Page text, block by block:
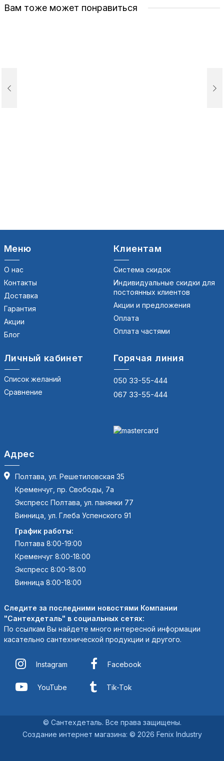
Вам тоже может понравиться
Меню
О нас
Контакты
Доставка
Гарантия
Акции
Блог
Клиентам
Система скидок
Индивидуальные скидки для
постоянных клиентов
Акции и предложения
Оплата
Оплата частями
Личный кабинет
Список желаний
Сравнение
Горячая линия
050 33-55-444
067 33-55-444
Адрес
Полтава, ул. Решетиловская 35
Кременчуг, пр. Свободы, 7а
Экспресс Полтава, ул. панянки 77
Винница, ул. Глеба Успенского 91
График работы:
Полтава 8:00-19:00
Кременчуг 8:00-18:00
Экспресс 8:00-18:00
Винница 8:00-18:00
Следите за последними новостями Компании
"Сантехдеталь" в социальных сетях:
По ссылкам Вы найдете много интересной информации
касательно сантехнической продукции и другого.
Instagram Facebook
YouTube Tik-Tok
© Сантехдеталь. Все права защищены.
Создание интернет магазина: © 2026 Fenix Industry